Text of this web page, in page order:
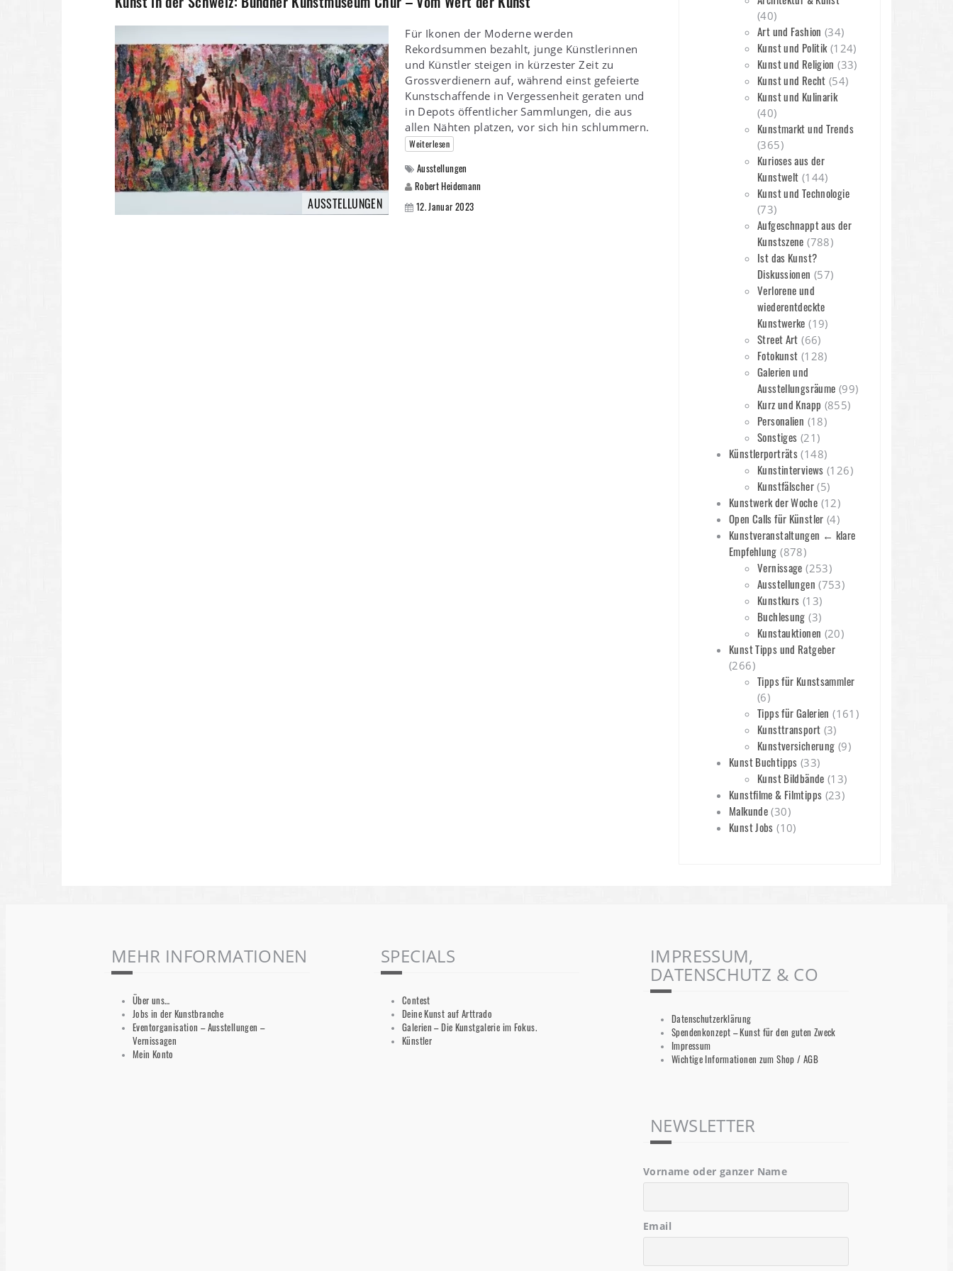
AUSSTELLUNGEN
Für Ikonen der Moderne werden
Rekordsummen bezahlt, junge Künstlerinnen
und Künstler steigen in kürzester Zeit zu
Grossverdienern auf, während einst gefeierte
Kunstschaffende in Vergessenheit geraten und
in Depots öffentlicher Sammlungen, die aus
allen Nähten platzen, vor sich hin schlummern.
Weiterlesen
Ausstellungen
Robert Heidemann
12. Januar 2023
(40)
Art und Fashion (34)
Kunst und Politik(124)
Kunst und Religion (33)
Kunst und Recht (54)
Kunst und Kulinarik
(40)
Kunstmarkt und Trends
(365)
Kurioses aus der
Kunstwelt (144)
Kunst und Technologie
(73)
Aufgeschnappt aus der
Kunstszene (788)
Ist das Kunst?
Diskussionen (57)
Verlorene und
wiederentdeckte
Kunstwerke (19)
Street Art (66)
Fotokunst (128)
Galerien und
Ausstellungsräume (99)
Kurz und Knapp (855)
Personalien (18)
Sonstiges (21)
Künstlerporträts (148)
Kunstinterviews (126)
Kunstfälscher(5)
Kunstwerk der Woche (12)
Open Calls für Künstler (4)
Kunstveranstaltungen ← klare
Empfehlung (878)
Vernissage (253)
Ausstellungen (753)
Kunstkurs (13)
Buchlesung (3)
Kunstauktionen (20)
Kunst Tipps und Ratgeber
(266)
Tipps für Kunstsammler
(6)
Tipps für Galerien (161)
Kunsttransport (3)
Kunstversicherung (9)
Kunst Buchtipps (33)
Kunst Bildbände (13)
Kunstfilme & Filmtipps (23)
Malkunde (30)
Kunst Jobs (10)
MEHR INFORMATIONEN
Über uns…
Jobs in der Kunstbranche
Eventorganisation – Ausstellungen –
Vernissagen
Mein Konto
SPECIALS
Contest
Deine Kunst auf Arttrado
Galerien – Die Kunstgalerie im Fokus.
Künstler
IMPRESSUM,
DATENSCHUTZ & CO
Datenschutzerklärung
Spendenkonzept – Kunst für den guten Zweck
Impressum
Wichtige Informationen zum Shop / AGB
NEWSLETTER
Vorname oder ganzer Name
Email